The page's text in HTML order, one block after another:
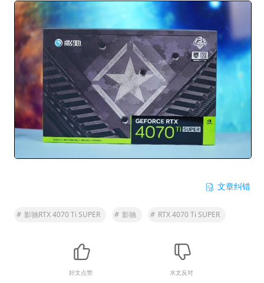
文章纠错
# 影驰RTX 4070 Ti SUPER # 影驰 # RTX 4070 Ti SUPER
好文点赞 水文反对